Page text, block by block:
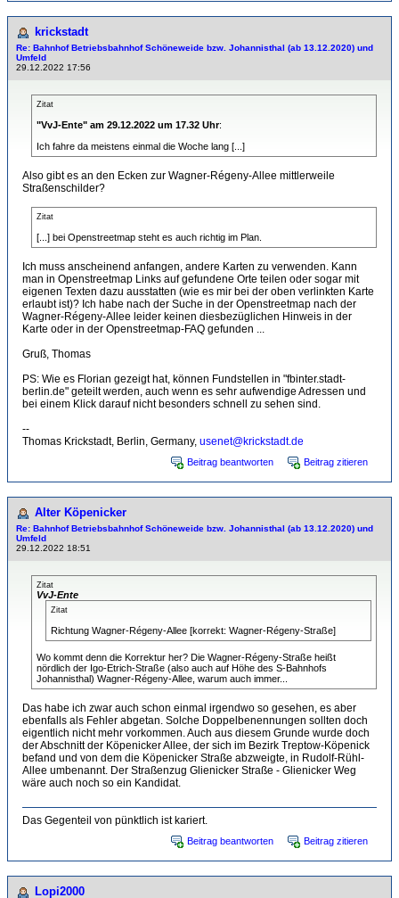
krickstadt
Re: Bahnhof Betriebsbahnhof Schöneweide bzw. Johannisthal (ab 13.12.2020) und
Umfeld
29.12.2022 17:56
Zitat
"VvJ-Ente" am 29.12.2022 um 17.32 Uhr:
Ich fahre da meistens einmal die Woche lang [...]
Also gibt es an den Ecken zur Wagner-Régeny-Allee mittlerweile
Straßenschilder?
Zitat
[...] bei Openstreetmap steht es auch richtig im Plan.
Ich muss anscheinend anfangen, andere Karten zu verwenden. Kann
man in Openstreetmap Links auf gefundene Orte teilen oder sogar mit
eigenen Texten dazu ausstatten (wie es mir bei der oben verlinkten Karte
erlaubt ist)? Ich habe nach der Suche in der Openstreetmap nach der
Wagner-Régeny-Allee leider keinen diesbezüglichen Hinweis in der
Karte oder in der Openstreetmap-FAQ gefunden ...
Gruß, Thomas
PS: Wie es Florian gezeigt hat, können Fundstellen in "fbinter.stadt-
berlin.de" geteilt werden, auch wenn es sehr aufwendige Adressen und
bei einem Klick darauf nicht besonders schnell zu sehen sind.
--
Thomas Krickstadt, Berlin, Germany, usenet@krickstadt.de
Beitrag beantworten Beitrag zitieren
Alter Köpenicker
Re: Bahnhof Betriebsbahnhof Schöneweide bzw. Johannisthal (ab 13.12.2020) und
Umfeld
29.12.2022 18:51
Zitat
VvJ-Ente
Zitat
Richtung Wagner-Régeny-Allee [korrekt: Wagner-Régeny-Straße]
Wo kommt denn die Korrektur her? Die Wagner-Régeny-Straße heißt
nördlich der Igo-Etrich-Straße (also auch auf Höhe des S-Bahnhofs
Johannisthal) Wagner-Régeny-Allee, warum auch immer...
Das habe ich zwar auch schon einmal irgendwo so gesehen, es aber
ebenfalls als Fehler abgetan. Solche Doppelbenennungen sollten doch
eigentlich nicht mehr vorkommen. Auch aus diesem Grunde wurde doch
der Abschnitt der Köpenicker Allee, der sich im Bezirk Treptow-Köpenick
befand und von dem die Köpenicker Straße abzweigte, in Rudolf-Rühl-
Allee umbenannt. Der Straßenzug Glienicker Straße - Glienicker Weg
wäre auch noch so ein Kandidat.
Das Gegenteil von pünktlich ist kariert.
Beitrag beantworten Beitrag zitieren
Lopi2000